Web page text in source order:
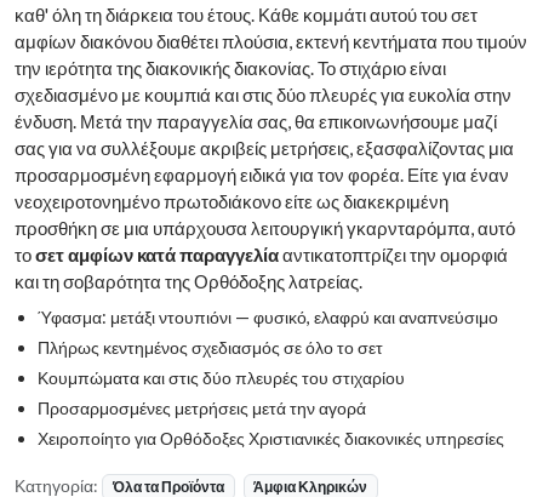
καθ' όλη τη διάρκεια του έτους. Κάθε κομμάτι αυτού του σετ
αμφίων διακόνου διαθέτει πλούσια, εκτενή κεντήματα που τιμούν
την ιερότητα της διακονικής διακονίας. Το στιχάριο είναι
σχεδιασμένο με κουμπιά και στις δύο πλευρές για ευκολία στην
ένδυση. Μετά την παραγγελία σας, θα επικοινωνήσουμε μαζί
σας για να συλλέξουμε ακριβείς μετρήσεις, εξασφαλίζοντας μια
προσαρμοσμένη εφαρμογή ειδικά για τον φορέα. Είτε για έναν
νεοχειροτονημένο πρωτοδιάκονο είτε ως διακεκριμένη
προσθήκη σε μια υπάρχουσα λειτουργική γκαρνταρόμπα, αυτό
τοσετ αμφίων κατά παραγγελίααντικατοπτρίζει την ομορφιά
και τη σοβαρότητα της Ορθόδοξης λατρείας.
Ύφασμα: μετάξι ντουπιόνι — φυσικό, ελαφρύ και αναπνεύσιμο
Πλήρως κεντημένος σχεδιασμός σε όλο το σετ
Κουμπώματα και στις δύο πλευρές του στιχαρίου
Προσαρμοσμένες μετρήσεις μετά την αγορά
Χειροποίητο για Ορθόδοξες Χριστιανικές διακονικές υπηρεσίες
Κατηγορία: Όλα τα Προϊόντα
Άμφια Κληρικών